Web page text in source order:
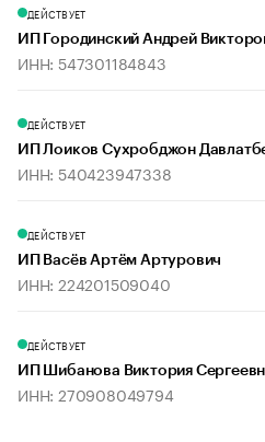
ДЕЙСТВУЕТ
ИП Городинский Андрей
ИНН: 547301184843
ДЕЙСТВУЕТ
ИП Лоиков Сухробджон
ИНН: 540423947338
ДЕЙСТВУЕТ
ИП Васёв Артём Артурович
ИНН: 224201509040
ДЕЙСТВУЕТ
ИП Шибанова Виктория
ИНН: 270908049794